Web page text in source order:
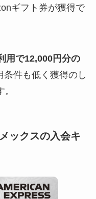
ギフト券が獲得で
用で12,000円分の
条件も低く獲得のし
ックスの入会キ